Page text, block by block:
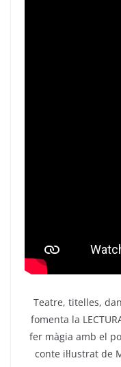
Teatre, titelles,
fomenta la
fer màgia amb el
conte il·lustrat de